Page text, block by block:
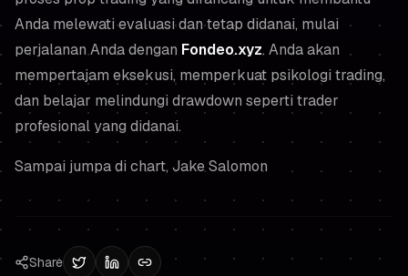
Anda melewati evaluasidantetap didanai, mulai
perjalanan Anda dengan Fondeo.xyz. Anda akan
mempertajam eksekusi, memperkuat psikologi trading,
dan belajar melindungi drawdown seperti trader
profesional yang didanai.
Sampai jumpa di chart, Jake Salomon
Share